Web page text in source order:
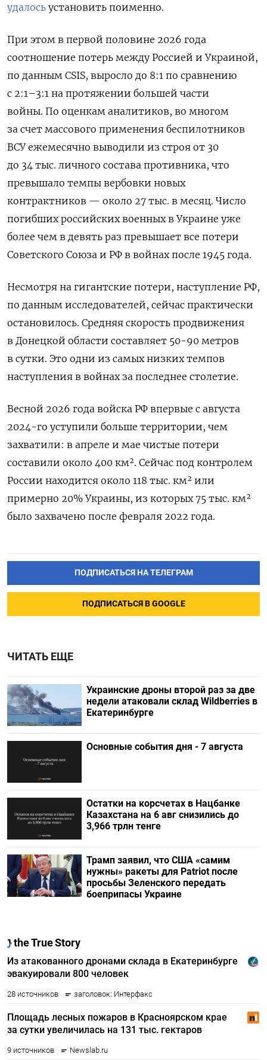
удалось установить поименно.
При этом в первой половине 2026 года
соотношение потерь между Россией и Украиной,
по данным CSIS, выросло до 8:1 по сравнению
с 2:1–3:1 на протяжении большей части
войны. По оценкам аналитиков, во многом
за счет массового применения беспилотников
ВСУ ежемесячно выводили из строя от 30
до 34 тыс. личного состава противника, что
превышало темпы вербовки новых
контрактников — около 27 тыс. в месяц. Число
погибших российских военных в Украине уже
более чем в девять раз превышает все потери
Советского Союза и РФ в войнах после 1945 года.
Несмотря на гигантские потери, наступление РФ,
по данным исследователей, сейчас практически
остановилось. Средняя скорость продвижения
в Донецкой области составляет 50-90 метров
в сутки. Это одни из самых низких темпов
наступления в войнах за последнее столетие.
Весной 2026 года войска РФ впервые с августа
2024-го уступили больше территории, чем
захватили: в апреле и мае чистые потери
составили около 400 км². Сейчас под контролем
России находится около 118 тыс. км² или
примерно 20% Украины, из которых 75 тыс. км²
было захвачено после февраля 2022 года.
ПОДПИСАТЬСЯ НА ТЕЛЕГРАМ
ПОДПИСАТЬСЯ В GOOGLE
ЧИТАТЬ ЕЩЕ
Украинские дроны второй раз за две
недели атаковали склад Wildberries в
Екатеринбурге
Основные события дня - 7 августа
Остатки на корсчетах в Нацбанке
Казахстана на 6 авг снизились до
3,966 трлн тенге
Трамп заявил, что США «самим
нужны» ракеты для Patriot после
просьбы Зеленского передать
боеприпасы Украине